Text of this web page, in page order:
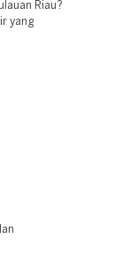
Riau?
yang